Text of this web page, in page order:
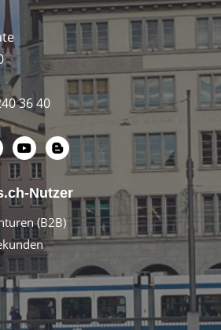
36 40
Nutzer
(B2B)